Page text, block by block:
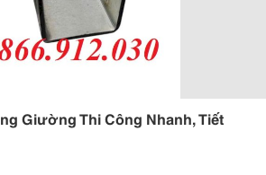
Giường Thi Công Nhanh, Tiết